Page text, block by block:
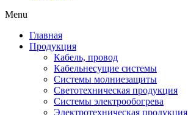
Menu
Главная
Продукция
Кабель, провод
Кабельнесущие системы
Системы молниезащиты
Светотехническая продукция
Системы электрообогрева
Электротехническая продукция